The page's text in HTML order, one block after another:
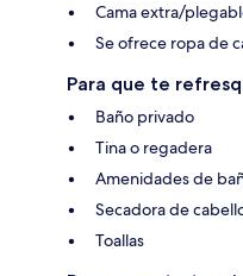
Cama extra/
Se ofrece ropa de
Para que te
Baño privado
Tina o regadera
Amenidades de
Secadora de
Toallas